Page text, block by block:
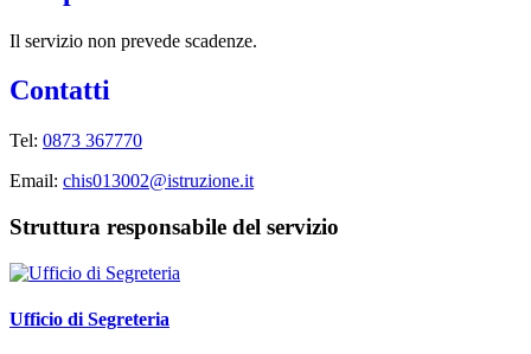
Il servizio non prevede scadenze.
Contatti
Tel: 0873 367770
Email: chis013002@istruzione.it
Struttura responsabile del servizio
Ufficio di Segreteria